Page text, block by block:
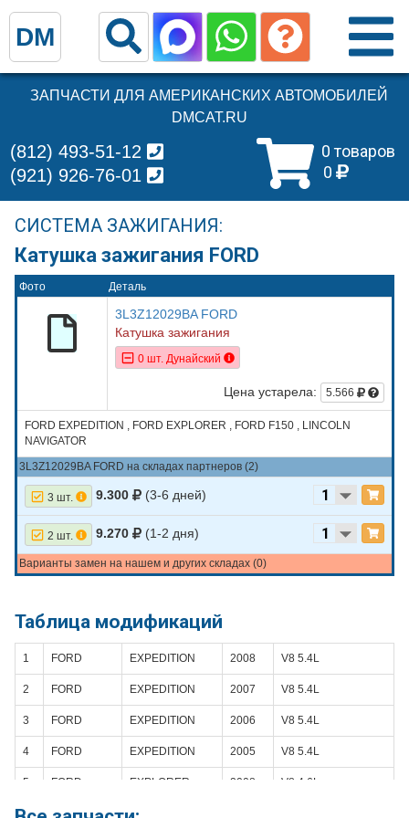
ЗАПЧАСТИ ДЛЯ АМЕРИКАНСКИХ АВТОМОБИЛЕЙ
DMCAT.RU
0 товаров
0
(812) 493-51-12
(921) 926-76-01
СИСТЕМА ЗАЖИГАНИЯ:
Катушка зажигания FORD
Фото Деталь
3L3Z12029BA FORD
Катушка зажигания
0 шт. Дунайский
Цена устарела: 5.566
FORD EXPEDITION , FORD EXPLORER , FORD F150 , LINCOLN
NAVIGATOR
3L3Z12029BA FORD на складах партнеров (2)
3 шт. 9.300 (3-6 дней)
2 шт. 9.270 (1-2 дня)
Варианты замен на нашем и других складах (0)
Таблица модификаций
1 FORD EXPEDITION 2008 V8 5.4L
2 FORD EXPEDITION 2007 V8 5.4L
3 FORD EXPEDITION 2006 V8 5.4L
4 FORD EXPEDITION 2005 V8 5.4L
5 FORD EXPLORER 2008 V8 4.6L
6 FORD EXPLORER
DM